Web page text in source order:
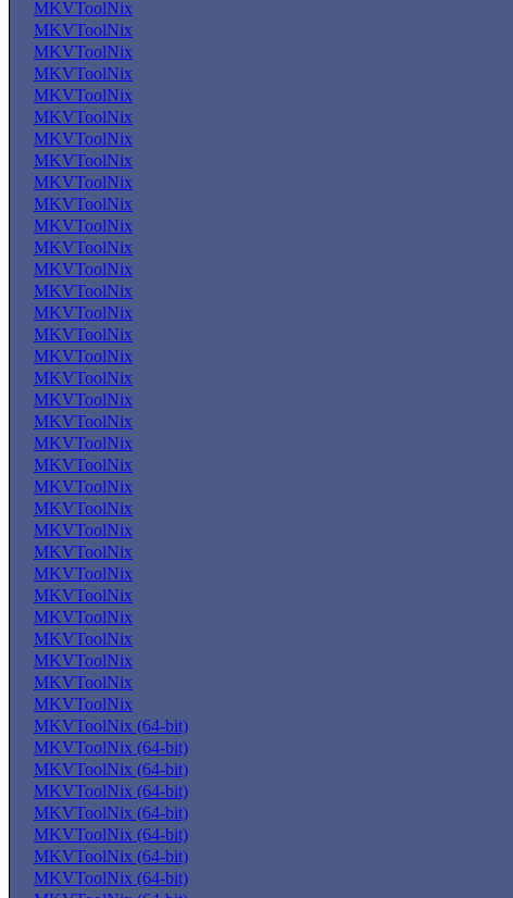
MKVToolNix
MKVToolNix
MKVToolNix
MKVToolNix
MKVToolNix
MKVToolNix
MKVToolNix
MKVToolNix
MKVToolNix
MKVToolNix
MKVToolNix
MKVToolNix
MKVToolNix
MKVToolNix
MKVToolNix
MKVToolNix
MKVToolNix
MKVToolNix
MKVToolNix
MKVToolNix
MKVToolNix
MKVToolNix
MKVToolNix
MKVToolNix
MKVToolNix
MKVToolNix
MKVToolNix
MKVToolNix
MKVToolNix
MKVToolNix
MKVToolNix
MKVToolNix
MKVToolNix
MKVToolNix (64-bit)
MKVToolNix (64-bit)
MKVToolNix (64-bit)
MKVToolNix (64-bit)
MKVToolNix (64-bit)
MKVToolNix (64-bit)
MKVToolNix (64-bit)
MKVToolNix (64-bit)